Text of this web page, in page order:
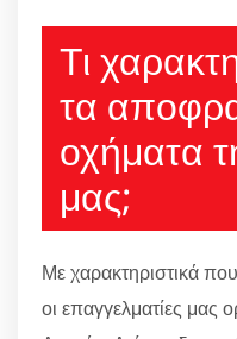
Τι
τα
οχήματα
μας;
Με χαρακτηριστικά
οι επαγγελματίες μας